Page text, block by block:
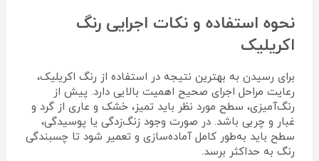
نحوه استفاده و نکات اجرایی رنگ
اکریلیک
برای رسیدن به بهترین نتیجه در استفاده از رنگ اکریلیک،
رعایت مراحل اجرای صحیح اهمیت بالایی دارد. پیش از
رنگ‌آمیزی، سطح مورد نظر باید تمیز، خشک و عاری از گرد و
غبار و چربی باشد. در صورت وجود زنگ‌زدگی یا پوسیدگی،
سطح باید به‌طور کامل آماده‌سازی و تعمیر شود تا چسبندگی
رنگ به حداکثر برسد.